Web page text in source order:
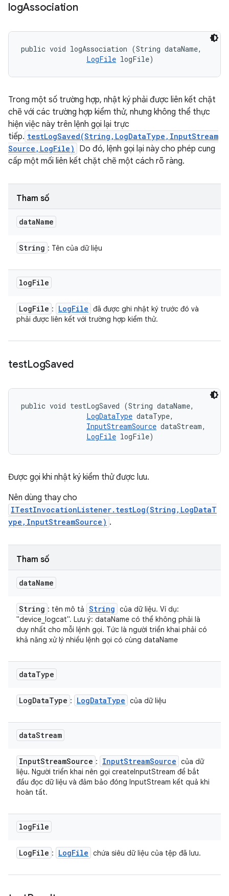
logAssociation
public void logAssociation (String dataName,
LogFile logFile)
Trong một số trường hợp, nhật ký phải được liên kết chặt
chẽ với các trường hợp kiểm thử, nhưng không thể thực
hiện việc này trên lệnh gọi lại trực
tiếp. testLogSaved(String,LogDataType,InputStream
Source,LogFile)
Do đó, lệnh gọi lại này cho phép cung
cấp một mối liên kết chặt chẽ một cách rõ ràng.
Tham số
dataName
String : Tên của dữ liệu
logFile
LogFile : LogFile đã được ghi nhật ký trước đó và
phải được liên kết với trường hợp kiểm thử.
testLogSaved
public void testLogSaved (String dataName,
LogDataType dataType,
InputStreamSource dataStream,
LogFile logFile)
Được gọi khi nhật ký kiểm thử được lưu.
Nên dùng thay cho
ITestInvocationListener.testLog(String,LogDataT
ype,InputStreamSource) .
Tham số
dataName
String : tên mô tả String của dữ liệu. Ví dụ:
"device_logcat". Lưu ý: dataName có thể không phải là
duy nhất cho mỗi lệnh gọi. Tức là người triển khai phải có
khả năng xử lý nhiều lệnh gọi có cùng dataName
dataType
LogDataType : LogDataType của dữ liệu
dataStream
InputStreamSource : InputStreamSource của dữ
liệu. Người triển khai nên gọi createInputStream để bắt
đầu đọc dữ liệu và đảm bảo đóng InputStream kết quả khi
hoàn tất.
logFile
LogFile : LogFile chứa siêu dữ liệu của tệp đã lưu.